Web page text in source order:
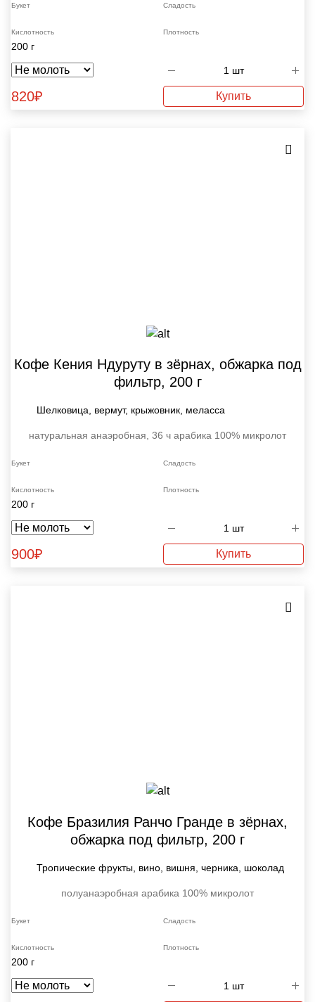
Букет Сладость
Кислотность Плотность
200 г
820₽ Купить
Кофе Кения Ндуруту в зёрнах, обжарка под
фильтр, 200 г
Шелковица, вермут, крыжовник, меласса
натуральная анаэробная, 36 ч арабика 100% микролот
Букет Сладость
Кислотность Плотность
200 г
900₽ Купить
Кофе Бразилия Ранчо Гранде в зёрнах,
обжарка под фильтр, 200 г
Тропические фрукты, вино, вишня, черника, шоколад
полуанаэробная арабика 100% микролот
Букет Сладость
Кислотность Плотность
200 г